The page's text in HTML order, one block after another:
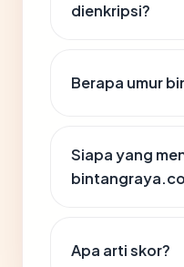
dienkripsi?
Berapa umur
Siapa yang
Apa arti skor?